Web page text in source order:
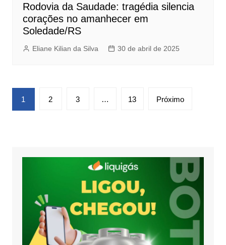
Rodovia da Saudade: tragédia silencia
corações no amanhecer em
Soledade/RS
Eliane Kilian da Silva 30 de abril de 2025
Paginação
de
1 2 3 … 13 Próximo